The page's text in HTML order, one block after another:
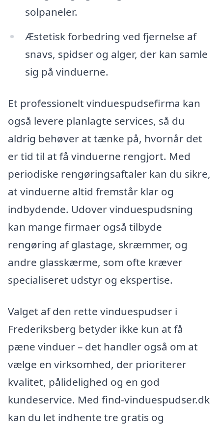
solpaneler.
Æstetisk forbedring ved fjernelse af
snavs, spidser og alger, der kan samle
sig på vinduerne.
Et professionelt vinduespudsefirma kan
også levere planlagte services, så du
aldrig behøver at tænke på, hvornår det
er tid til at få vinduerne rengjort. Med
periodiske rengøringsaftaler kan du sikre,
at vinduerne altid fremstår klar og
indbydende. Udover vinduespudsning
kan mange firmaer også tilbyde
rengøring af glastage, skræmmer, og
andre glasskærme, som ofte kræver
specialiseret udstyr og ekspertise.
Valget af den rette vinduespudser i
Frederiksberg betyder ikke kun at få
pæne vinduer – det handler også om at
vælge en virksomhed, der prioriterer
kvalitet, pålidelighed og en god
kundeservice. Med find-vinduespudser.dk
kan du let indhente tre gratis og